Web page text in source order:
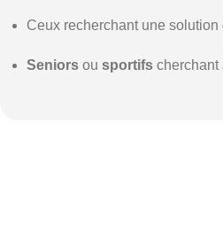
Ceux recherchant une solution
Seniors ou sportifs cherchant